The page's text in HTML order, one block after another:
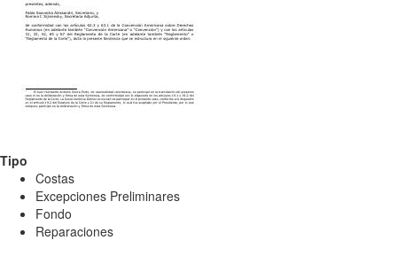
Tipo
Costas
Excepciones Preliminares
Fondo
Reparaciones